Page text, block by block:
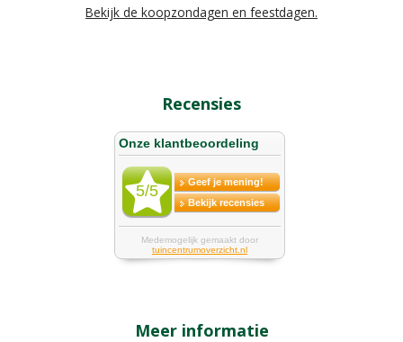
Bekijk de koopzondagen en feestdagen.
Recensies
Meer informatie